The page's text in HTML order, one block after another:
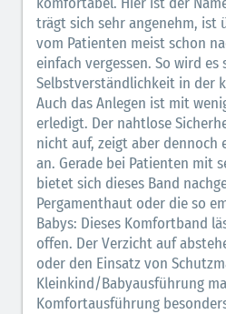
trägt sich sehr angenehm, ist
vom Patienten meist schon
einfach vergessen. So wird es
Selbstverständlichkeit in der
Auch das Anlegen ist mit
erledigt. Der nahtlose
nicht auf, zeigt aber dennoch
an. Gerade bei Patienten mit
bietet sich dieses Band
Pergamenthaut oder die so
Babys: Dieses Komfortband
offen. Der Verzicht auf
oder den Einsatz von
Kleinkind/Babyausführung
Komfortausführung